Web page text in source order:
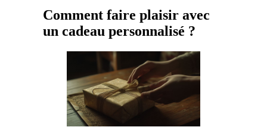
Comment faire plaisir avec
un cadeau personnalisé ?